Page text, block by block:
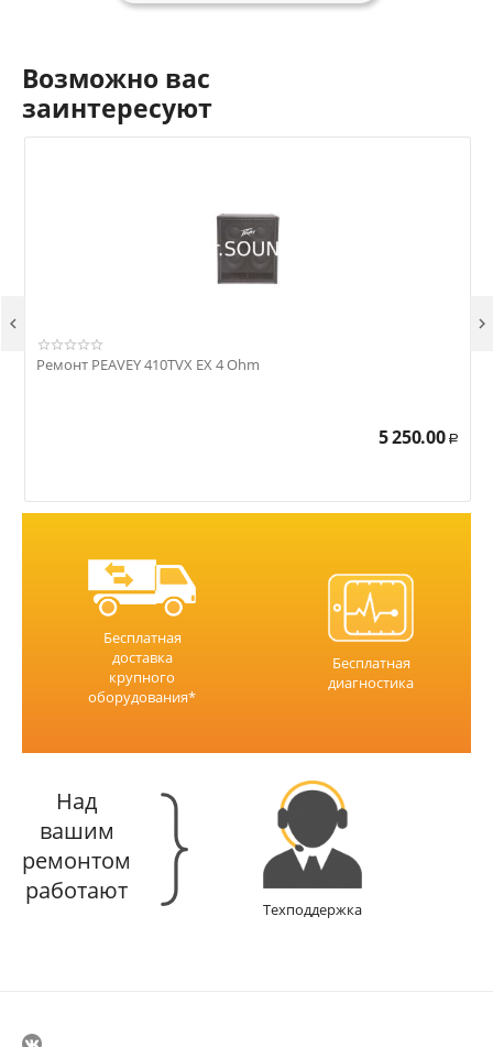
Возможно вас
заинтересуют
Ремонт PEAVEY 410TVX EX 4 Ohm
5 250.00 Р
 
Бесплатная
доставка
крупного
оборудования*
Бесплатная
диагностика
Над
вашим
ремонтом
работают
Техподдержка